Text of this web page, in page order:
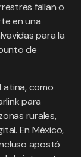
fallan o
en una
para la
de
como
para
rurales,
En México,
apostó